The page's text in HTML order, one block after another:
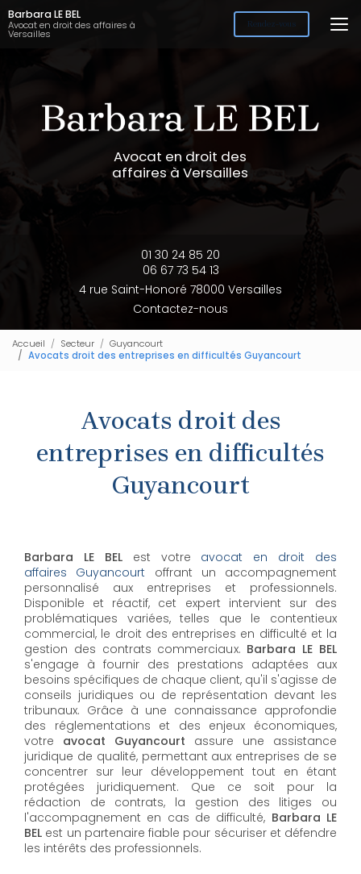
Aller
au
contenu
Barbara LE BEL
Avocat en droit des affaires à
Versailles
Rendez-vous
Avocat en droit des
affaires à Versailles
01 30 24 85 20
06 67 73 54 13
4 rue Saint-Honoré 78000 Versailles
Contactez-nous
Accueil Secteur
Guyancourt
Avocats droit des entreprises en difficultés Guyancourt
Avocats droit des
entreprises en difficultés
Guyancourt
Barbara LE BELest votre avocat en droit des
affaires Guyancourt offrant un accompagnement
personnalisé aux entreprises et professionnels.
Disponible et réactif, cet expert intervient sur des
problématiques variées, telles que le contentieux
commercial, le droit des entreprises en difficulté et la
gestion des contrats commerciaux. Barbara LE BEL
s'engage à fournir des prestations adaptées aux
besoins spécifiques de chaque client, qu'il s'agisse de
conseils juridiques ou de représentation devant les
tribunaux. Grâce à une connaissance approfondie
des réglementations et des enjeux économiques,
votre avocat Guyancourt assure une assistance
juridique de qualité, permettant aux entreprises de se
concentrer sur leur développement tout en étant
protégées juridiquement. Que ce soit pour la
rédaction de contrats, la gestion des litiges ou
l'accompagnement en cas de difficulté, Barbara LE
BEL​​​​​​​ est un partenaire fiable pour sécuriser et défendre
les intérêts des professionnels.